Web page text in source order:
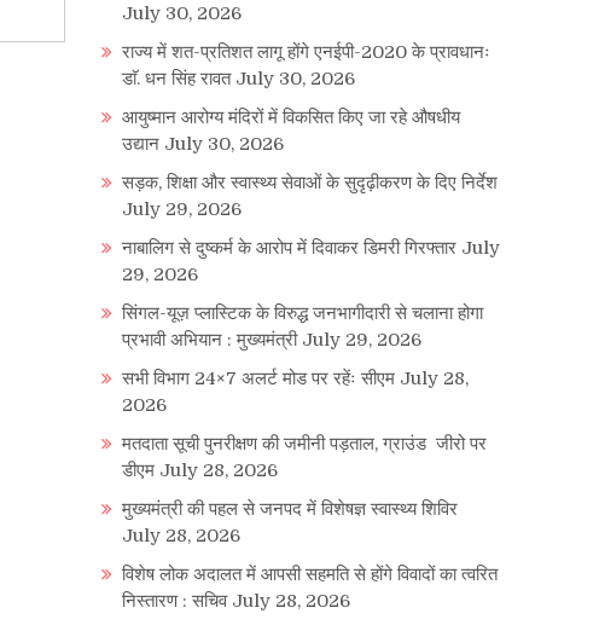
July 30, 2026
राज्य में शत-प्रतिशत लागू होंगे एनईपी-2020 के प्रावधानः
डाॅ. धन सिंह रावत July 30, 2026
आयुष्मान आरोग्य मंदिरों में विकसित किए जा रहे औषधीय
उद्यान July 30, 2026
सड़क, शिक्षा और स्वास्थ्य सेवाओं के सुदृढ़ीकरण के दिए निर्देश
July 29, 2026
नाबालिग से दुष्कर्म के आरोप में दिवाकर डिमरी गिरफ्तार July
29, 2026
सिंगल-यूज़ प्लास्टिक के विरुद्ध जनभागीदारी से चलाना होगा
प्रभावी अभियान : मुख्यमंत्री July 29, 2026
सभी विभाग 24×7 अलर्ट मोड पर रहेंः सीएम July 28,
2026
मतदाता सूची पुनरीक्षण की जमीनी पड़ताल, ग्राउंड जीरो पर
डीएम July 28, 2026
मुख्यमंत्री की पहल से जनपद में विशेषज्ञ स्वास्थ्य शिविर
July 28, 2026
विशेष लोक अदालत में आपसी सहमति से होंगे विवादों का त्वरित
निस्तारण : सचिव July 28, 2026